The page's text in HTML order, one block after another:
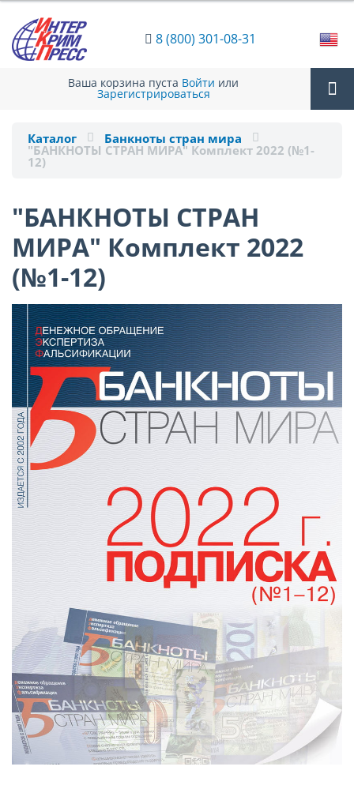
8 (800) 301-08-31
Ваша корзина пуста Войти или
Зарегистрироваться
Каталог Банкноты стран мира
"БАНКНОТЫ СТРАН МИРА" Комплект 2022 (№1-
12)
"БАНКНОТЫ СТРАН
МИРА" Комплект 2022
(№1-12)